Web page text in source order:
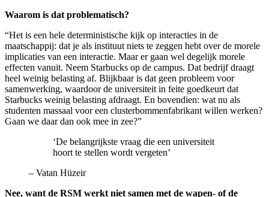
Waarom is dat problematisch?
“Het is een hele deterministische kijk op interacties in de
maatschappij: dat je als instituut niets te zeggen hebt over de morele
implicaties van een interactie. Maar er gaan wel degelijk morele
effecten vanuit. Neem Starbucks op de campus. Dat bedrijf draagt
heel weinig belasting af. Blijkbaar is dat geen probleem voor
samenwerking, waardoor de universiteit in feite goedkeurt dat
Starbucks weinig belasting afdraagt. En bovendien: wat nu als
studenten massaal voor een clusterbommenfabrikant willen werken?
Gaan we daar dan ook mee in zee?”
‘De belangrijkste vraag die een universiteit
hoort te stellen wordt vergeten’
– Vatan Hüzeir
Nee, want de RSM werkt niet samen met de wapen- of de